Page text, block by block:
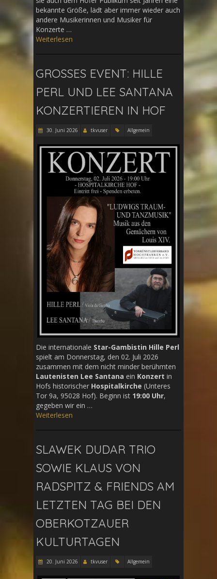
bekannte Größe, lädt aber immer wieder auch
andere Musikerinnen und Musiker für
Konzerte …
Weiterlesen
GROSSES EVENT: HILLE P
ERL UND LEE SANTANA K
ONZERTIEREN IN HOF
30. Juni 2026 tkvuser Allgemein
Die internationale Star-Gambistin Hille Perl
spielt am Donnerstag, den 02. Juli 2026
zusammen mit dem nicht minder berühmten
Lautenisten Lee Santana ein Konzert in
Hofs historischer Hospitalkirche (Unteres
Tor 9a, 95028 Hof). Beginn ist 19:00 Uhr,
gegeben wir ein …
Weiterlesen
SLAWEK DUDAR TRIO
SOWIE KLAUS VON
RADSPITZ & FRIENDS AM
LETZTEN TAG BEI DEN
OBERKOTZAUER
KULTURTAGEN
20. Juni 2026 tkvuser Allgemein